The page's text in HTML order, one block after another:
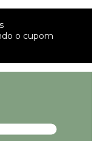
o cupom